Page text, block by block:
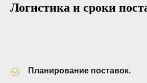
Логистика и сроки
Планирование поставок.